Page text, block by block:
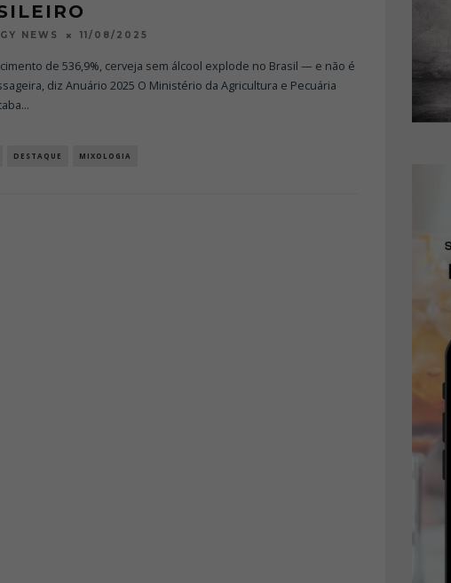
NEWS 11/08/2025
de 536,9%, cerveja sem álcool explode no Brasil — e não é
diz Anuário 2025 O Ministério da Agricultura e Pecuária
...
DESTAQUE MIXOLOGIA